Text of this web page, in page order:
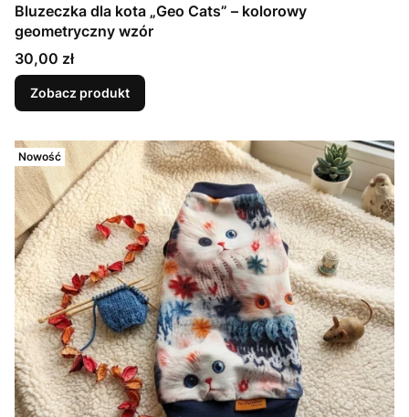
Bluzeczka dla kota „Geo Cats” – kolorowy
geometryczny wzór
Cena
30,00 zł
Zobacz produkt
Nowość